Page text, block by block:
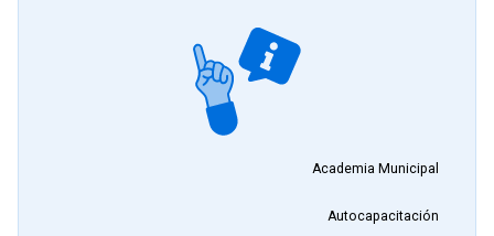
Academia Municipal
Autocapacitación